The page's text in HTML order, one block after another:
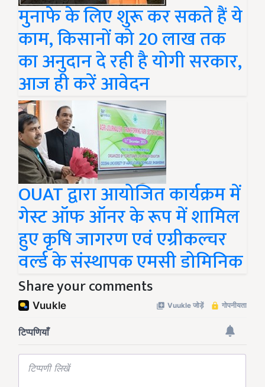
मुनाफे के लिए शुरू कर सकते हैं ये
काम, किसानों को 20 लाख तक
का अनुदान दे रही है योगी सरकार,
आज ही करें आवेदन
OUAT द्वारा आयोजित कार्यक्रम में
गेस्ट ऑफ ऑनर के रूप में शामिल
हुए कृषि जागरण एवं एग्रीकल्चर
वर्ल्ड के संस्थापक एमसी डोमिनिक
Share your comments